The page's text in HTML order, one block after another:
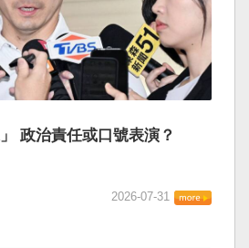
政治責任或口號表演？
2026-07-31